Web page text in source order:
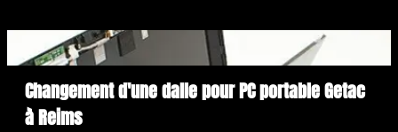
Changement d'une dalle pour PC portable Getac
à Reims